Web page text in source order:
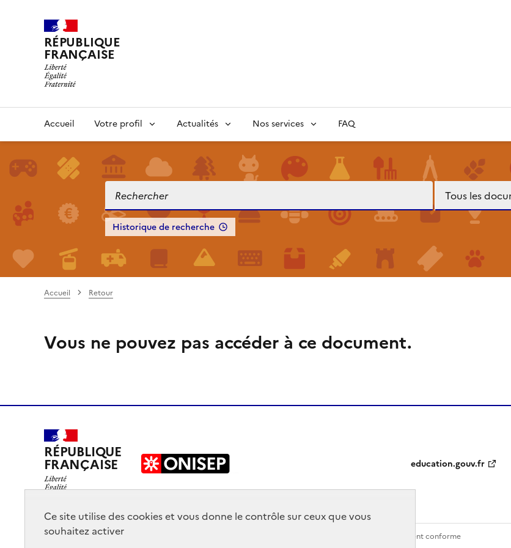
Ce site utilise des cookies et vous donne le contrôle sur ceux que vous
souhaitez activer
RÉPUBLIQUE
FRANÇAISE
Accueil Votre profil Actualités Nos services FAQ
Historique de recherche
Accueil Retour
Vous ne pouvez pas accéder à ce document.
RÉPUBLIQUE
FRANÇAISE education.gouv.fr
Mentions légales Données personnelles Accessibilité : partiellement conforme